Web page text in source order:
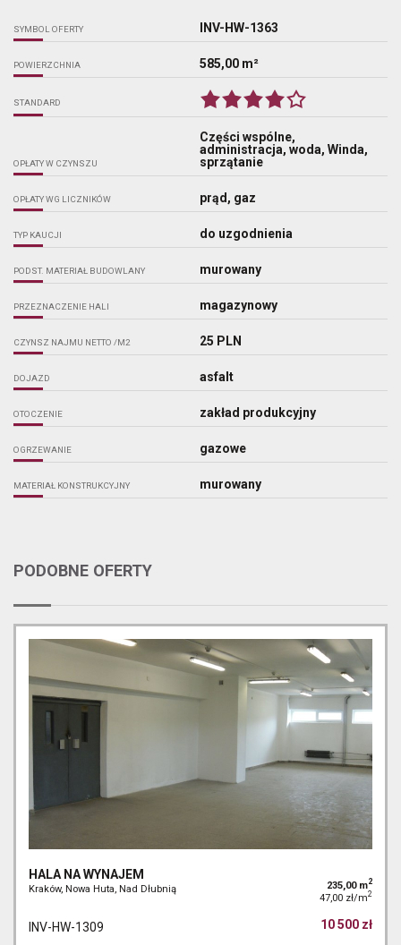
SYMBOL OFERTY INV-HW-1363
POWIERZCHNIA 585,00 m²
STANDARD
OPŁATY W CZYNSZU
Części wspólne,
administracja, woda, Winda,
sprzątanie
OPŁATY WG LICZNIKÓW prąd, gaz
TYP KAUCJI do uzgodnienia
PODST. MATERIAŁ BUDOWLANY murowany
PRZEZNACZENIE HALI magazynowy
CZYNSZ NAJMU NETTO /M2 25 PLN
DOJAZD asfalt
OTOCZENIE zakład produkcyjny
OGRZEWANIE gazowe
MATERIAŁ KONSTRUKCYJNY murowany
PODOBNE OFERTY
HALA NA WYNAJEM
Kraków, Nowa Huta, Nad Dłubnią 235,00 m2
47,00 zł/m2
INV-HW-1309 10 500 zł